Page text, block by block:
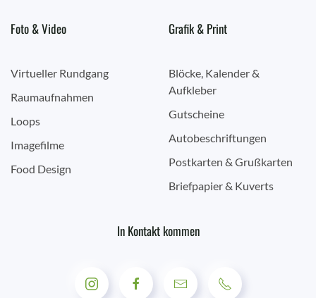
Foto & Video
Virtueller Rundgang
Raumaufnahmen
Loops
Imagefilme
Food Design
Grafik & Print
Blöcke, Kalender &
Aufkleber
Gutscheine
Autobeschriftungen
Postkarten & Grußkarten
Briefpapier & Kuverts
In Kontakt kommen